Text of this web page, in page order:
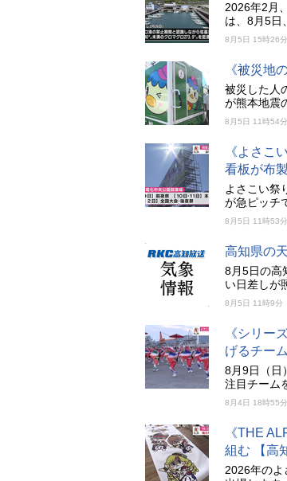
2026年2月
は、8月5日
8月5日 15時26分
《被災地
被災した人
が熊本地震
8月5日 11時54分
《よさこ
看板が布
よさこい祭
が急ピッチ
8月5日 11時53分
高知県の
8月5日の高
い日差しが
8月5日 11時9分
《シリー
げるチー
8月9日（日
注目チーム
8月4日 18時55分
《THE
組む 【高
2026年のよ